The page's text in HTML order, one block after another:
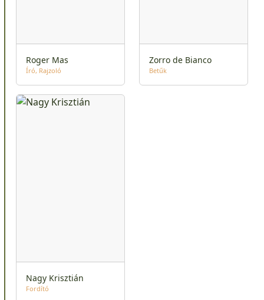
Roger Mas
Író Rajzoló
Zorro de Bianco
Betűk
Nagy Krisztián
Fordító